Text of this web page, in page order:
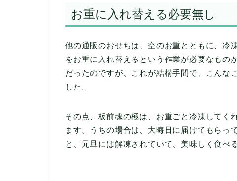
お重に入れ替える必要無し
他の通販のおせちは、空のお重とともに、冷
をお重に入れ替えるという作業が必要なもの
だったのですが、これが結構手間で、こんな
した。
その点、板前魂の極は、お重ごと冷凍してく
ます。うちの場合は、大晦日に届けてもらっ
と、元旦には解凍されていて、美味しく食べ